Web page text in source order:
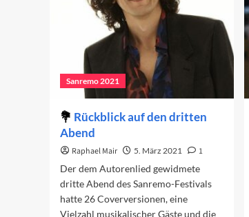
Sanremo 2021
Rückblick auf den dritten
Abend
Raphael Mair 5. März 2021
1
Der dem Autorenlied gewidmete
dritte Abend des Sanremo-Festivals
hatte 26 Coverversionen, eine
Vielzahl musikalischer Gäste und die